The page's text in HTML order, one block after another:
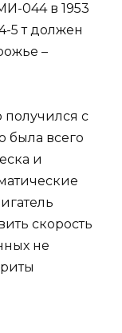
044 в 1953
5 т должен
–
получился с
была всего
и
скорость
не